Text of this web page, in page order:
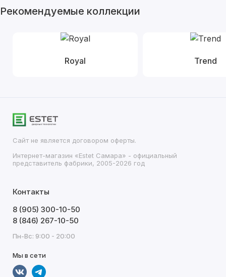
Рекомендуемые коллекции
Royal Trend
Сайт не является договором оферты.
Интернет-магазин «Estet Самара» - официальный
представитель фабрики, 2005-2026 год
Контакты
8 (905) 300-10-50
8 (846) 267-10-50
Пн-Вс: 9:00 - 20:00
Мы в сети